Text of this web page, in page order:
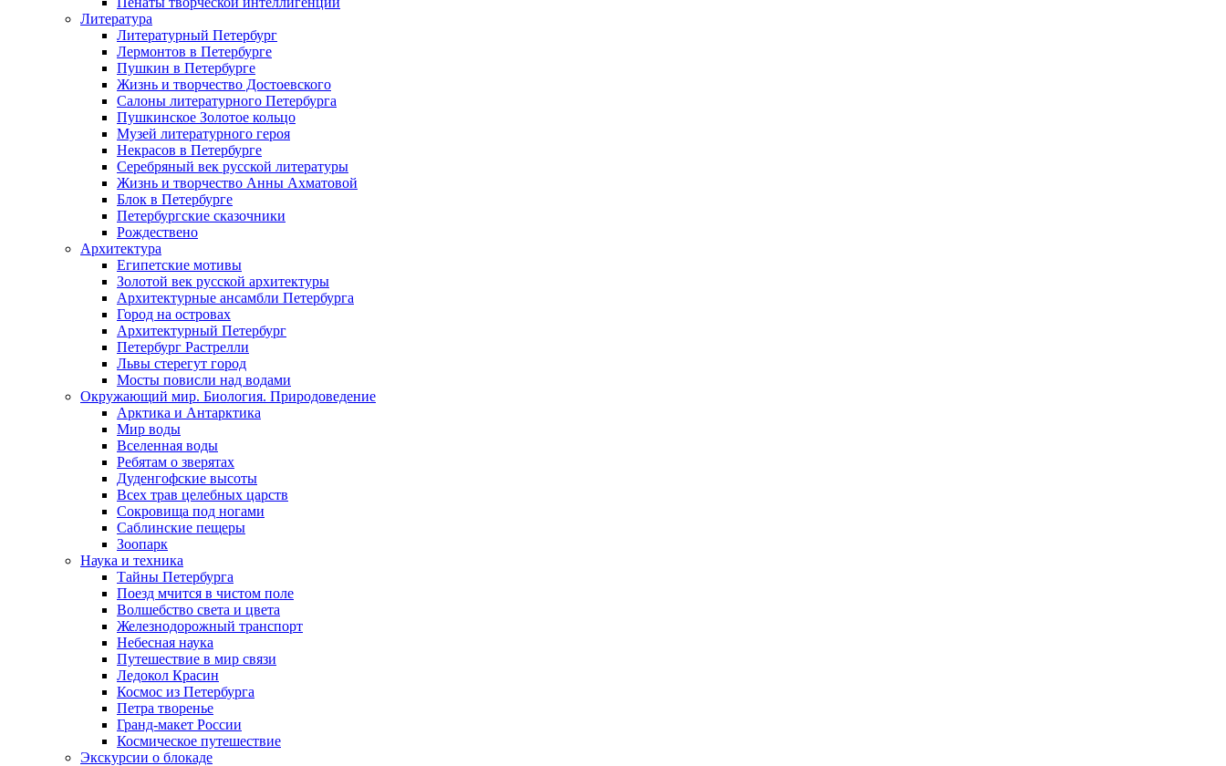
Литература
Литературный Петербург
Лермонтов в Петербурге
Пушкин в Петербурге
Жизнь и творчество Достоевского
Салоны литературного Петербурга
Пушкинское Золотое кольцо
Музей литературного героя
Некрасов в Петербурге
Серебряный век русской литературы
Жизнь и творчество Анны Ахматовой
Блок в Петербурге
Петербургские сказочники
Рождествено
Архитектура
Египетские мотивы
Золотой век русской архитектуры
Архитектурные ансамбли Петербурга
Город на островах
Архитектурный Петербург
Петербург Растрелли
Львы стерегут город
Мосты повисли над водами
Окружающий мир. Биология. Природоведение
Арктика и Антарктика
Мир воды
Вселенная воды
Ребятам о зверятах
Дуденгофские высоты
Всех трав целебных царств
Сокровища под ногами
Саблинские пещеры
Зоопарк
Наука и техника
Тайны Петербурга
Поезд мчится в чистом поле
Волшебство света и цвета
Железнодорожный транспорт
Небесная наука
Путешествие в мир связи
Ледокол Красин
Космос из Петербурга
Петра творенье
Гранд-макет России
Космическое путешествие
Экскурсии о блокаде